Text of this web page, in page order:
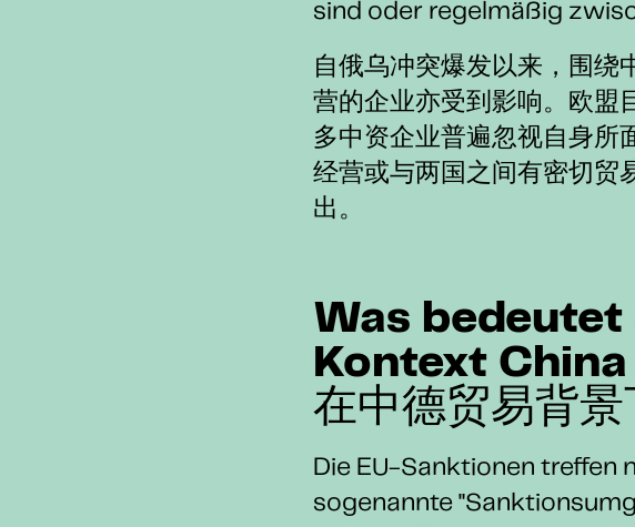
sind oder regelmäßig
自俄乌冲突爆发以来，围绕
营的企业亦受到影响。欧盟
多中资企业普遍忽视自身所
经营或与两国之间有密切贸
出。
Was
Kontext
在中德贸易背景
Die EU-Sanktionen treffen
sogenannte